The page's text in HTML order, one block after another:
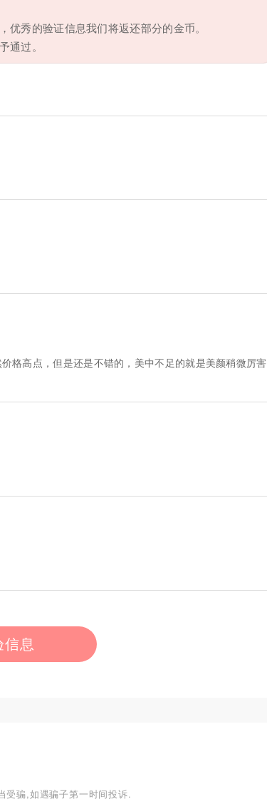
秀的验证信息我们将返还部分的金币。
通过。
格高点，但是还是不错的，美中不足的就是美颜稍微厉害
信息
受骗,如遇骗子第一时间投诉.